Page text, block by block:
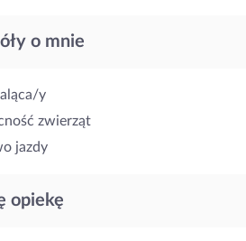
o mnie
y
zwierząt
jazdy
opiekę